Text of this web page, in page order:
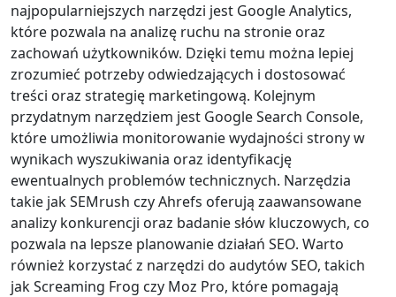
najpopularniejszych narzędzi jest Google Analytics,
które pozwala na analizę ruchu na stronie oraz
zachowań użytkowników. Dzięki temu można lepiej
zrozumieć potrzeby odwiedzających i dostosować
treści oraz strategię marketingową. Kolejnym
przydatnym narzędziem jest Google Search Console,
które umożliwia monitorowanie wydajności strony w
wynikach wyszukiwania oraz identyfikację
ewentualnych problemów technicznych. Narzędzia
takie jak SEMrush czy Ahrefs oferują zaawansowane
analizy konkurencji oraz badanie słów kluczowych, co
pozwala na lepsze planowanie działań SEO. Warto
również korzystać z narzędzi do audytów SEO, takich
jak Screaming Frog czy Moz Pro, które pomagają